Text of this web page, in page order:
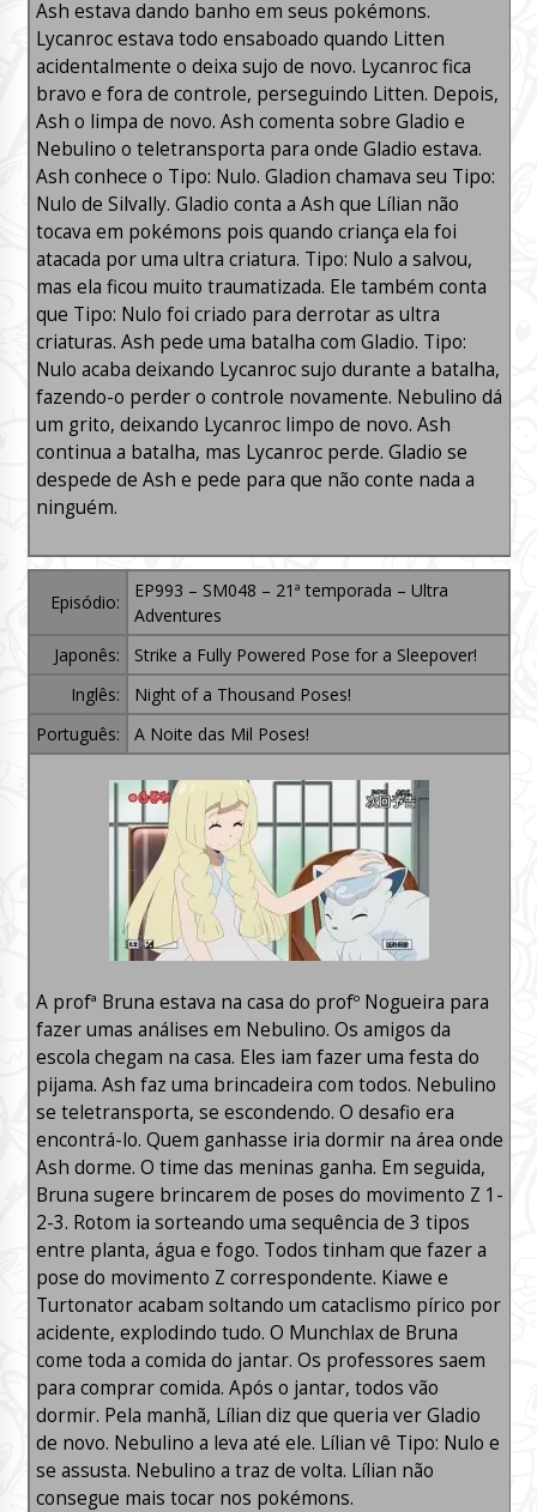
Ash estava dando banho em seus pokémons.
Lycanroc estava todo ensaboado quando Litten
acidentalmente o deixa sujo de novo. Lycanroc fica
bravo e fora de controle, perseguindo Litten. Depois,
Ash o limpa de novo. Ash comenta sobre Gladio e
Nebulino o teletransporta para onde Gladio estava.
Ash conhece o Tipo: Nulo. Gladion chamava seu Tipo:
Nulo de Silvally. Gladio conta a Ash que Lílian não
tocava em pokémons pois quando criança ela foi
atacada por uma ultra criatura. Tipo: Nulo a salvou,
mas ela ficou muito traumatizada. Ele também conta
que Tipo: Nulo foi criado para derrotar as ultra
criaturas. Ash pede uma batalha com Gladio. Tipo:
Nulo acaba deixando Lycanroc sujo durante a batalha,
fazendo-o perder o controle novamente. Nebulino dá
um grito, deixando Lycanroc limpo de novo. Ash
continua a batalha, mas Lycanroc perde. Gladio se
despede de Ash e pede para que não conte nada a
ninguém.
Episódio:
EP993 – SM048 – 21ª temporada – Ultra
Adventures
Japonês:
Strike a Fully Powered Pose for a Sleepover!
Inglês:
Night of a Thousand Poses!
Português:
A Noite das Mil Poses!
A profª Bruna estava na casa do profº Nogueira para
fazer umas análises em Nebulino. Os amigos da
escola chegam na casa. Eles iam fazer uma festa do
pijama. Ash faz uma brincadeira com todos. Nebulino
se teletransporta, se escondendo. O desafio era
encontrá-lo. Quem ganhasse iria dormir na área onde
Ash dorme. O time das meninas ganha. Em seguida,
Bruna sugere brincarem de poses do movimento Z 1-
2-3. Rotom ia sorteando uma sequência de 3 tipos
entre planta, água e fogo. Todos tinham que fazer a
pose do movimento Z correspondente. Kiawe e
Turtonator acabam soltando um cataclismo pírico por
acidente, explodindo tudo. O Munchlax de Bruna
come toda a comida do jantar. Os professores saem
para comprar comida. Após o jantar, todos vão
dormir. Pela manhã, Lílian diz que queria ver Gladio
de novo. Nebulino a leva até ele. Lílian vê Tipo: Nulo e
se assusta. Nebulino a traz de volta. Lílian não
consegue mais tocar nos pokémons.